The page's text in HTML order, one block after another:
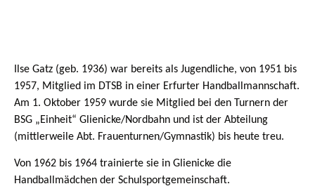
Ilse Gatz (geb. 1936) war bereits als Jugendliche, von 1951 bis
1957, Mitglied im DTSB in einer Erfurter Handballmannschaft.
Am 1. Oktober 1959 wurde sie Mitglied bei den Turnern der
BSG „Einheit“ Glienicke/Nordbahn und ist der Abteilung
(mittlerweile Abt. Frauenturnen/Gymnastik) bis heute treu.
Von 1962 bis 1964 trainierte sie in Glienicke die
Handballmädchen der Schulsportgemeinschaft.